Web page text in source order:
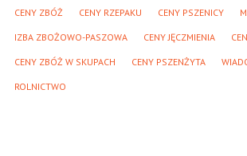
CENY ZBÓŻ CENY RZEPAKU CENY PSZENICY
IZBA ZBOŻOWO-PASZOWA CENY JĘCZMIENIA
CENY ZBÓŻ W SKUPACH CENY PSZENŻYTA
ROLNICTWO